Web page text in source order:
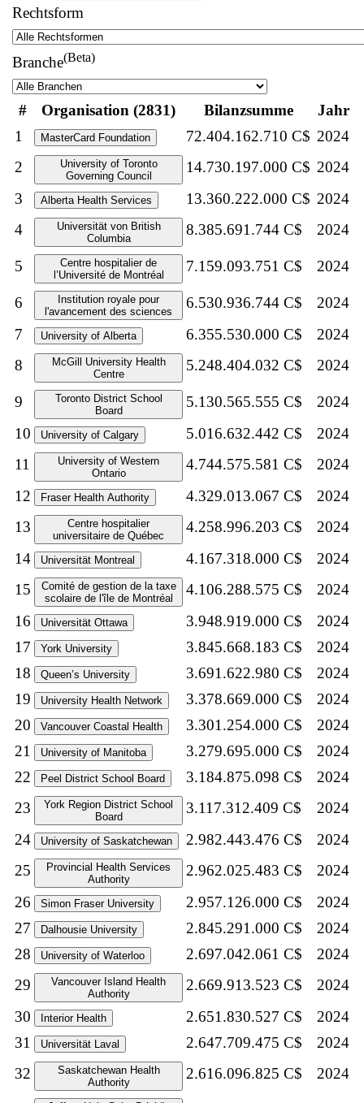
Rechtsform
Branche(Beta)
# Organisation (2831) Bilanzsumme
Jahr
1
MasterCard Foundation 72.404.162.710 C$ 2024
2
University of Toronto
Governing Council
14.730.197.000 C$ 2024
3
Alberta Health Services 13.360.222.000 C$ 2024
4
Universität von British
Columbia
8.385.691.744 C$ 2024
5
Centre hospitalier de
l’Université de Montréal
7.159.093.751 C$ 2024
6
Institution royale pour
l'avancement des sciences
6.530.936.744 C$
2024
7
University of Alberta 6.355.530.000 C$
2024
8
McGill University Health
Centre
5.248.404.032 C$ 2024
9
Toronto District School
Board
5.130.565.555 C$
2024
10
University of Calgary 5.016.632.442 C$
2024
11
University of Western
Ontario
4.744.575.581 C$
2024
12
Fraser Health Authority 4.329.013.067 C$
2024
13
Centre hospitalier
universitaire de Québec
4.258.996.203 C$
2024
14
Universität Montreal 4.167.318.000 C$
2024
15
Comité de gestion de la taxe
scolaire de l'île de Montréal
4.106.288.575 C$
2024
16
Universität Ottawa 3.948.919.000 C$
2024
17
York University 3.845.668.183 C$
2024
18
Queen’s University 3.691.622.980 C$
2024
19
University Health Network 3.378.669.000 C$
2024
20
Vancouver Coastal Health 3.301.254.000 C$
2024
21
University of Manitoba 3.279.695.000 C$
2024
22
Peel District School Board 3.184.875.098 C$
2024
23
York Region District School
Board
3.117.312.409 C$
2024
24
University of Saskatchewan 2.982.443.476 C$
2024
25
Provincial Health Services
Authority
2.962.025.483 C$
2024
26
Simon Fraser University 2.957.126.000 C$
2024
27
Dalhousie University 2.845.291.000 C$
2024
28
University of Waterloo 2.697.042.061 C$
2024
29
Vancouver Island Health
Authority
2.669.913.523 C$
2024
30
Interior Health 2.651.830.527 C$
2024
31
Universität Laval 2.647.709.475 C$
2024
32
Saskatchewan Health
Authority
2.616.096.825 C$ 2024